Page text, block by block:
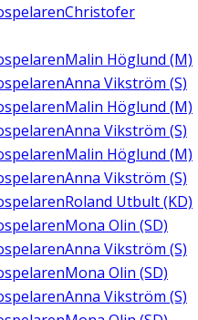
Christofer
Malin Höglund (M)
Anna Vikström (S)
Malin Höglund (M)
Anna Vikström (S)
Malin Höglund (M)
Anna Vikström (S)
Roland Utbult (KD)
Mona Olin (SD)
Anna Vikström (S)
Mona Olin (SD)
Anna Vikström (S)